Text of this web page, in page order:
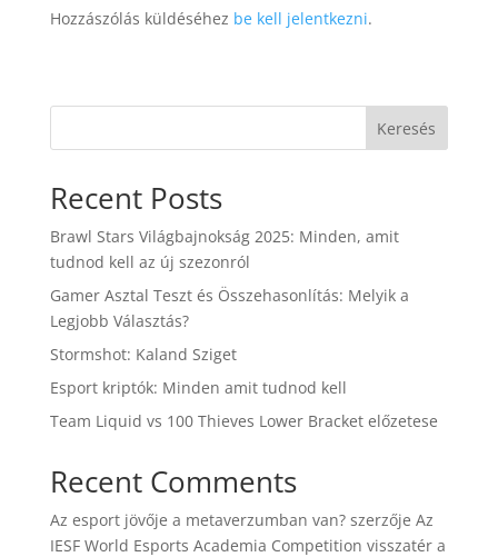
Hozzászólás küldéséhez be kell jelentkezni.
Keresés
Recent Posts
Brawl Stars Világbajnokság 2025: Minden, amit
tudnod kell az új szezonról
Gamer Asztal Teszt és Összehasonlítás: Melyik a
Legjobb Választás?
Stormshot: Kaland Sziget
Esport kriptók: Minden amit tudnod kell
Team Liquid vs 100 Thieves Lower Bracket előzetese
Recent Comments
Az esport jövője a metaverzumban van?szerzője Az
IESF World Esports Academia Competition visszatér a